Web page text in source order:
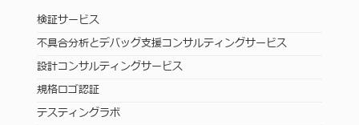
検証サービス
不具合分析とデバッグ支援コンサルティングサービス
設計コンサルティングサービス
規格ロゴ認証
テスティングラボ